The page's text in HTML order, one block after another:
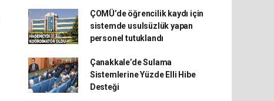
ÇOMÜ’de öğrencilik kaydı için
sistemde usulsüzlük yapan
personel tutuklandı
Çanakkale’de Sulama
Sistemlerine Yüzde Elli Hibe
Desteği